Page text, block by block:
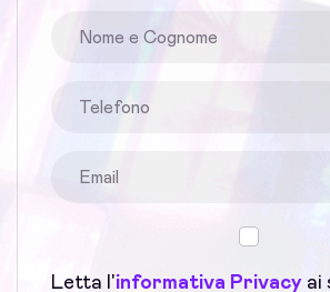
Letta l'informativa Privacy ai